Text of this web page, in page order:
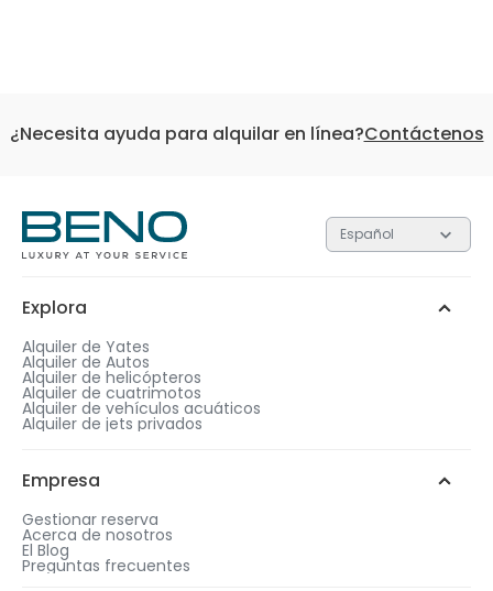
¿Necesita ayuda para alquilar en línea?Contáctenos
Español
Explora
Alquiler de Yates
Alquiler de Autos
Alquiler de helicópteros
Alquiler de cuatrimotos
Alquiler de vehículos acuáticos
Alquiler de jets privados
Empresa
Gestionar reserva
Acerca de nosotros
El Blog
Preguntas frecuentes